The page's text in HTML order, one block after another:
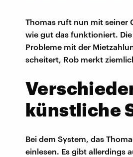
Thomas ruft nun mit seiner
wie gut das funktioniert.
Probleme mit der
scheitert, Rob merkt
künstliche
Bei dem System, das
einlesen. Es gibt allerdings